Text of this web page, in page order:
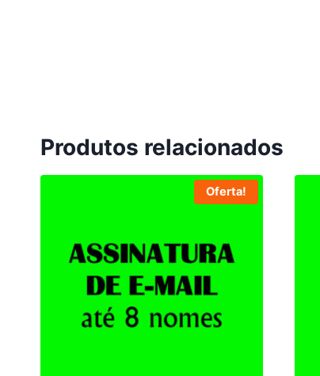
Produtos relacionados
Oferta!